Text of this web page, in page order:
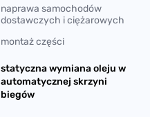
naprawa samochodów
dostawczych i ciężarowych
montaż części
statyczna wymiana oleju w
automatycznej skrzyni
biegów